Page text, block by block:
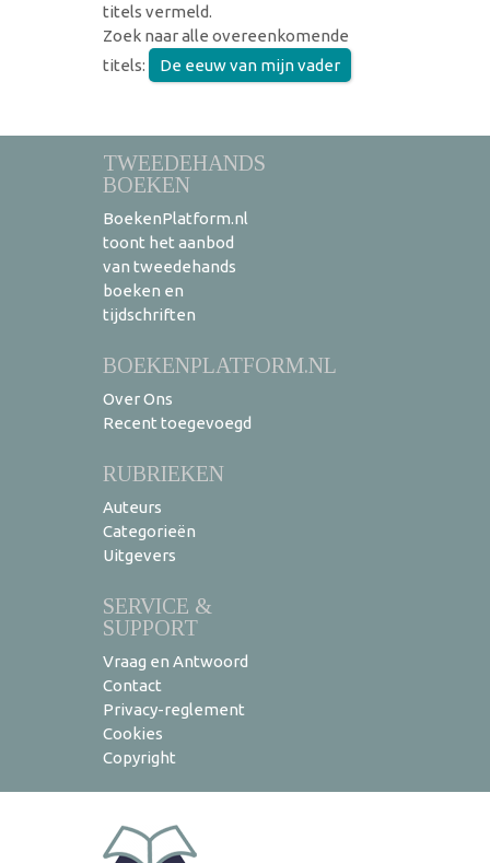
titels vermeld.
Zoek naar alle overeenkomende
titels:
De eeuw van mijn vader
TWEEDEHANDS
BOEKEN
BoekenPlatform.nl
toont het aanbod
van tweedehands
boeken en
tijdschriften
BOEKENPLATFORM.NL
Over Ons
Recent toegevoegd
RUBRIEKEN
Auteurs
Categorieën
Uitgevers
SERVICE &
SUPPORT
Vraag en Antwoord
Contact
Privacy-reglement
Cookies
Copyright